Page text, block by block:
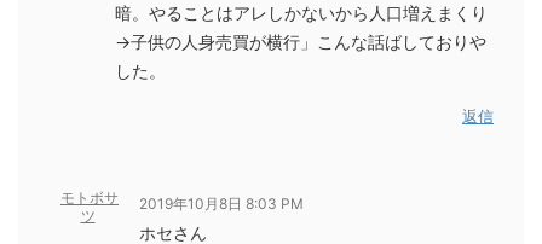
暗。やることはアレしかないから人口増えまくり
→子供の人身売買が横行」こんな話ばしておりや
した。
返信
モトボサ
ツ
2019年10月8日 8:03 PM
ホセさん